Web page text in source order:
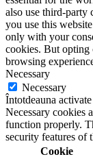
also use third-party
you use this
only with your
cookies. But opting
browsing
Necessary
Necessary
Întotdeauna activate
Necessary cookies
function properly.
security features of
Cookie